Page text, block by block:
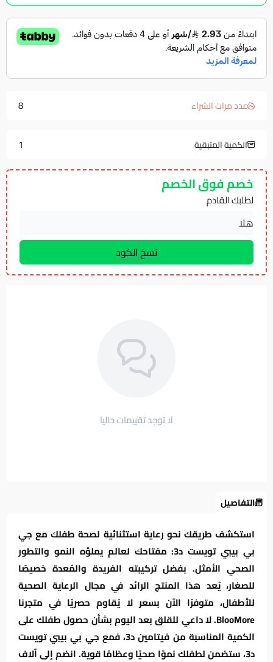
عدد مرات الشراء 8
الكمية المتبقية 1
خصم فوق الخصم
لطلبك القادم
لا توجد تقييمات حاليا
التفاصيل
استكشف طريقك نحو رعاية استثنائية لصحة طفلك مع جي
بي بيبي تويست د3: مفتاحك لعالم يملؤه النمو والتطور
الصحي الأمثل. بفضل تركيبته الفريدة والمُعدة خصيصًا
للصغار، يُعد هذا المنتج الرائد في مجال الرعاية الصحية
للأطفال، متوفرًا الآن بسعر لا يُقاوم حصريًا في متجرنا
BlooMore. لا داعي للقلق بعد اليوم بشأن حصول طفلك على
الكمية المناسبة من فيتامين د3، فمع جي بي بيبي تويست
د3، ستضمن لطفلك نموًا صحيًا وعظامًا قوية. انضم إلى آلاف